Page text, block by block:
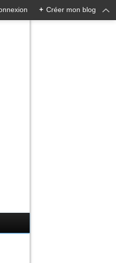
+ Créer mon blog